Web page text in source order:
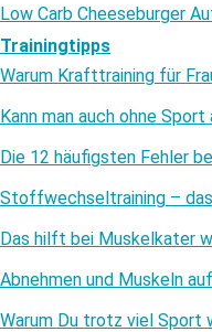
Low Carb Cheeseburger
Trainingtipps
Warum Krafttraining für
Kann man auch ohne Sport
Die 12 häufigsten Fehler
Stoffwechseltraining –
Das hilft bei Muskelkater
Abnehmen und Muskeln
Warum Du trotz viel Sport